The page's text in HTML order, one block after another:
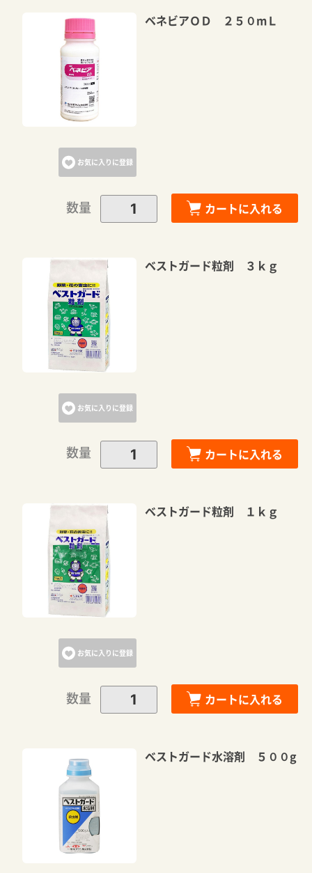
お気に入りに登録
ベネビアＯＤ ２５０mＬ
数量 カートに入れる
お気に入りに登録
ベストガード粒剤 ３ｋｇ
数量 カートに入れる
お気に入りに登録
ベストガード粒剤 １ｋｇ
数量 カートに入れる
ベストガード水溶剤 ５００g